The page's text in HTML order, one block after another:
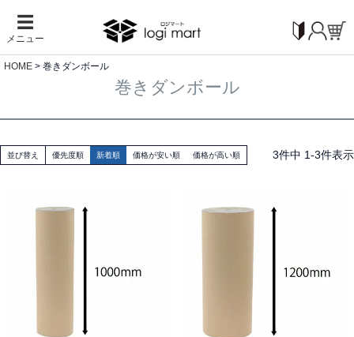
☰
メニュー
HOME 巻きダンボール
巻きダンボール
並び替え 優先度順 新着順 価格が安い順 価格が高い順 3件中 1-3件表示